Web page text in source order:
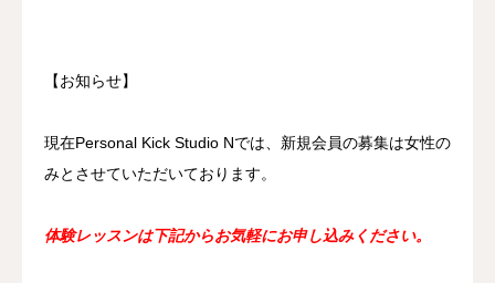
【お知らせ】
現在Personal Kick Studio Nでは、新規会員の募集は女性の
みとさせていただいております。
体験レッスンは下記からお気軽にお申し込みください。